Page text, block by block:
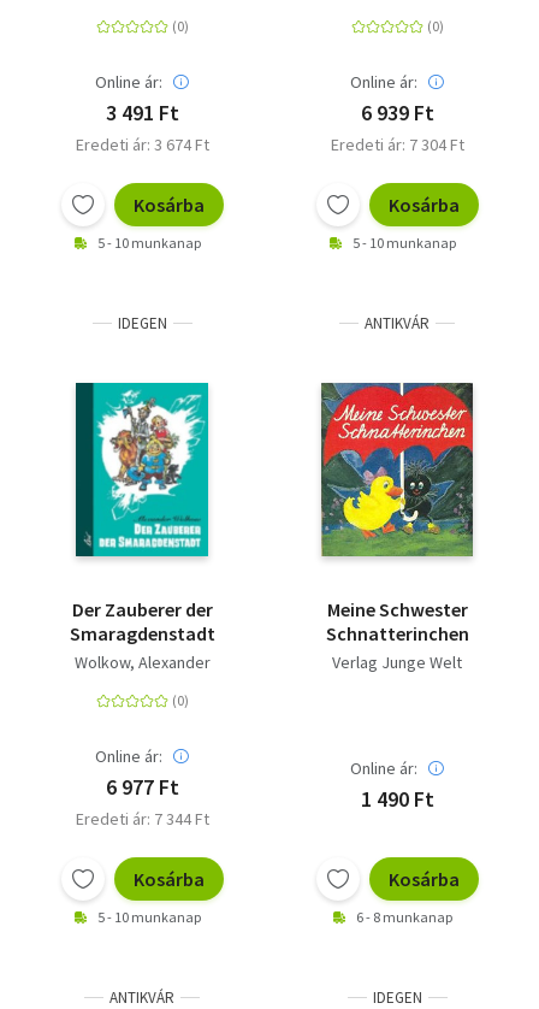
Online ár:
3 491 Ft
Eredeti ár: 3 674 Ft
Kosárba
5 - 10 munkanap
Online ár:
6 939 Ft
Eredeti ár: 7 304 Ft
Kosárba
5 - 10 munkanap
IDEGEN
Der Zauberer der
Smaragdenstadt
Wolkow, Alexander
Online ár:
6 977 Ft
Eredeti ár: 7 344 Ft
Kosárba
5 - 10 munkanap
ANTIKVÁR
Meine Schwester
Schnatterinchen
Verlag Junge Welt
Online ár:
1 490 Ft
Kosárba
6 - 8 munkanap
ANTIKVÁR IDEGEN